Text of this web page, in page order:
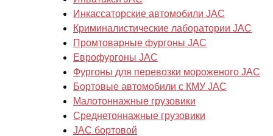
Инкассаторские автомобили JAC
Криминалистические лаборатории JAC
Промтоварные фургоны JAC
Еврофургоны JAC
Фургоны для перевозки мороженого JAC
Бортовые автомобили с КМУ JAC
Малотоннажные грузовики
Cреднетоннажные грузовики
JAC бортовой